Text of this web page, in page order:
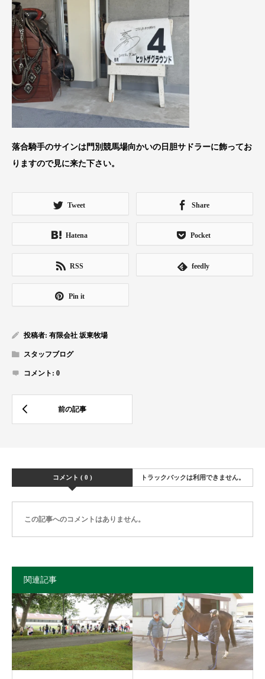
落合騎手のサインは門別競馬場向かいの日胆サドラーに飾ってお
りますので見に来た下さい。
Tweet Share
Hatena Pocket
RSS feedly
Pin it
投稿者: 有限会社 坂東牧場
スタッフブログ
コメント: 0
コメント ( 0 ) トラックバックは利用できません。
この記事へのコメントはありません。
関連記事